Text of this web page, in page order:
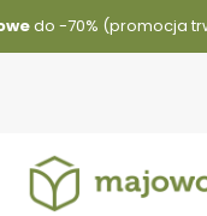
do -70% (promocja